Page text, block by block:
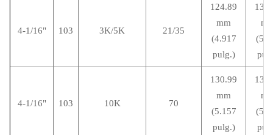
4-1/16" 103 3K/5K 21/35
124.89
mm
(4.917
pulg.)
4-1/16" 103 10K 70
130.99
mm
(5.157
pulg.)